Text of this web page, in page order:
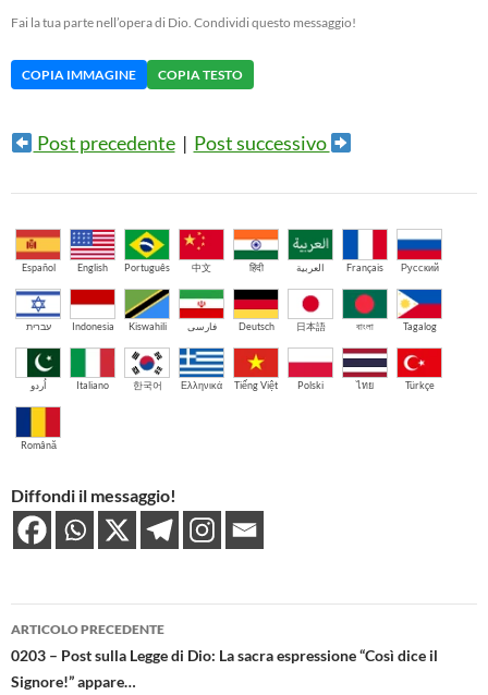
Fai la tua parte nell’opera di Dio. Condividi questo messaggio!
COPIA IMMAGINE COPIA TESTO
Post precedente| Post successivo
Español English Português 中文 हिंदी العربية Français Русский
עברית Indonesia Kiswahili فارسی Deutsch 日本語 বাংলা Tagalog
اُردو Italiano 한국어 Ελληνικά Tiếng Việt Polski ไทย Türkçe
Română
Diffondi il messaggio!
Navigazione
articolo
ARTICOLO PRECEDENTE
0203 – Post sulla Legge di Dio: La sacra espressione “Così dice il
Signore!” appare…